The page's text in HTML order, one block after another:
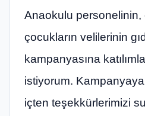
Anaokulu personelinin,
çocukların velilerinin
kampanyasına
istiyorum.
içten teşekkürlerimizi